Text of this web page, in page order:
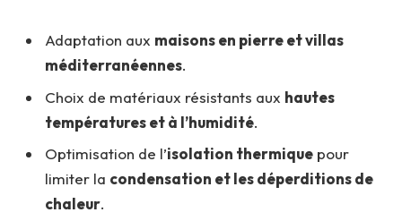
Adaptation aux maisons en pierre et villas
méditerranéennes.
Choix de matériaux résistants aux hautes
températures et à l’humidité.
Optimisation de l’isolation thermique pour
limiter la condensation et les déperditions de
chaleur.